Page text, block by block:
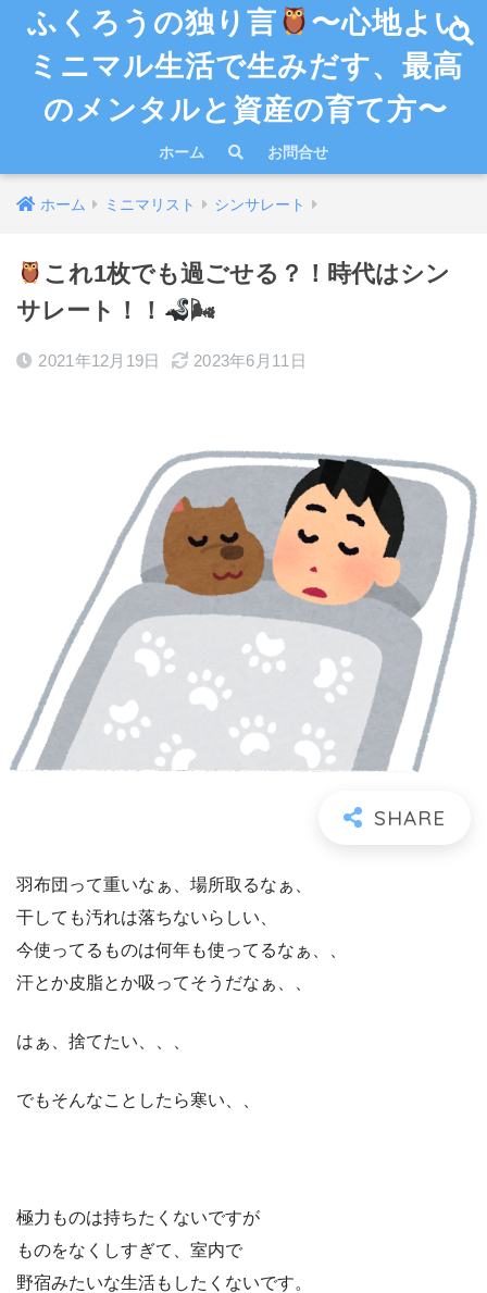
ふくろうの独り言
〜心地よい
ミニマル生活で生みだす、最高
のメンタルと資産の育て方〜
ホーム お問合せ
ホーム ミニマリスト シンサレート
これ1枚でも過ごせる？！時代はシン
サレート！！
🌬
2021年12月19日 2023年6月11日
羽布団って重いなぁ、場所取るなぁ、
干しても汚れは落ちないらしい、
今使ってるものは何年も使ってるなぁ、、
汗とか皮脂とか吸ってそうだなぁ、、
はぁ、捨てたい、、、
でもそんなことしたら寒い、、
極力ものは持ちたくないですが
ものをなくしすぎて、室内で
野宿みたいな生活もしたくないです。